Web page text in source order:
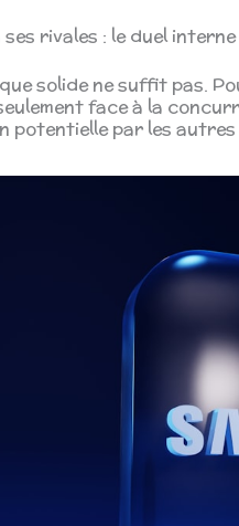
ses rivales : le duel
solide ne suffit pas.
face à la
potentielle par les